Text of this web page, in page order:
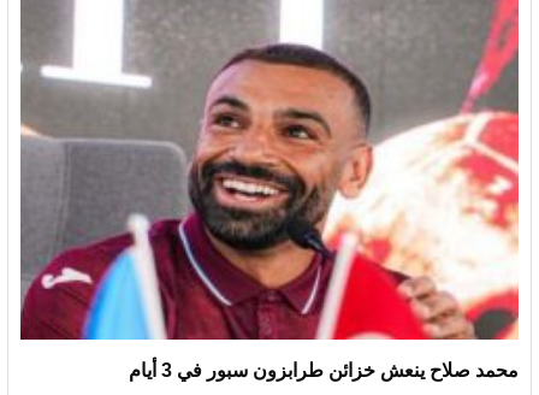
محمد صلاح ينعش خزائن طرابزون سبور في 3 أيام